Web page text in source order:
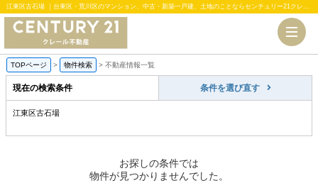
江東区古石場 ｜台東区・荒川区のマンション、中古・新築一戸建、土地のことならセンチュリー21クレール不動産
TOPページ > 物件検索 > 不動産情報一覧
現在の検索条件 条件を選び直す
江東区古石場
お探しの条件では
物件が見つかりませんでした。